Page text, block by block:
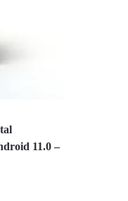
11.0 –